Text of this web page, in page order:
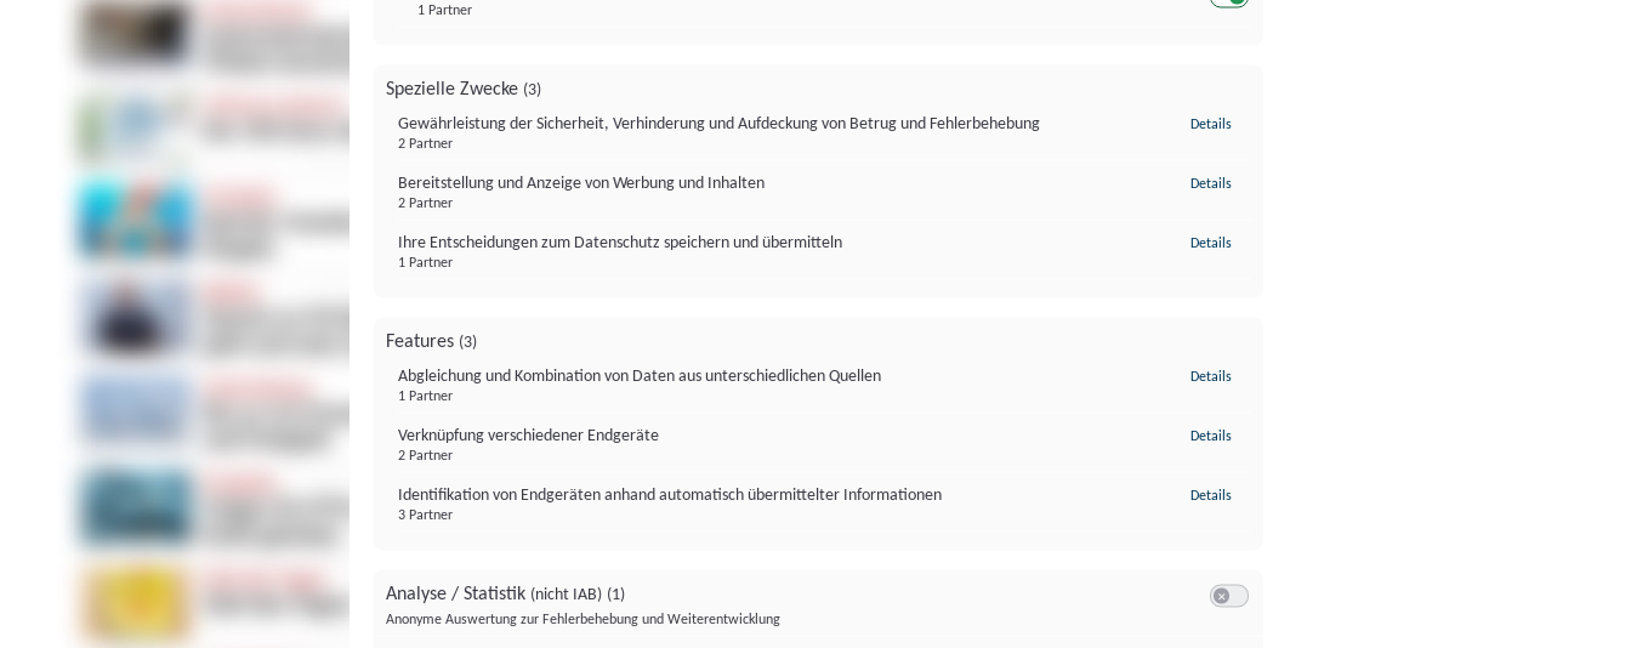
1 Partner
Spezielle Zwecke (3)
Gewährleistung der Sicherheit, Verhinderung und Aufdeckung von Betrug und Fehlerbehebung
2 Partner
Details
Bereitstellung und Anzeige von Werbung und Inhalten
2 Partner
Details
Ihre Entscheidungen zum Datenschutz speichern und übermitteln
1 Partner
Details
Features (3)
Abgleichung und Kombination von Daten aus unterschiedlichen Quellen
1 Partner
Details
Verknüpfung verschiedener Endgeräte
2 Partner
Details
Identifikation von Endgeräten anhand automatisch übermittelter Informationen
3 Partner
Details
Analyse / Statistik (nicht IAB) (1)
Anonyme Auswertung zur Fehlerbehebung und Weiterentwicklung